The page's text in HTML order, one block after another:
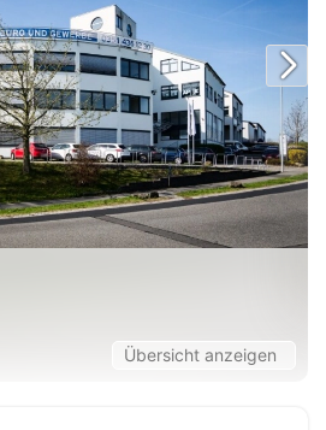
Übersicht anzeigen